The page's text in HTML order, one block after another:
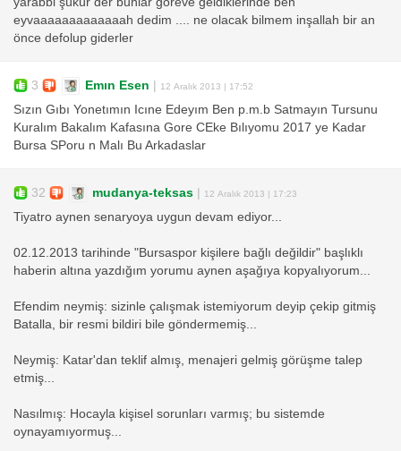
eyvaaaaaaaaaaaaah dedim .... ne olacak bilmem inşallah bir an
önce defolup giderler
3 Emın Esen | 12 Aralık 2013 | 17:52
Sızın Gıbı Yonetımın Icıne Edeyım Ben p.m.b Satmayın Tursunu
Kuralım Bakalım Kafasına Gore CEke Bılıyomu 2017 ye Kadar
Bursa SPoru n Malı Bu Arkadaslar
32 mudanya-teksas | 12 Aralık 2013 | 17:23
Tiyatro aynen senaryoya uygun devam ediyor...
02.12.2013 tarihinde "Bursaspor kişilere bağlı değildir" başlıklı
haberin altına yazdığım yorumu aynen aşağıya kopyalıyorum...
Efendim neymiş: sizinle çalışmak istemiyorum deyip çekip gitmiş
Batalla, bir resmi bildiri bile göndermemiş...
Neymiş: Katar'dan teklif almış, menajeri gelmiş görüşme talep
etmiş...
Nasılmış: Hocayla kişisel sorunları varmış; bu sistemde
oynayamıyormuş...